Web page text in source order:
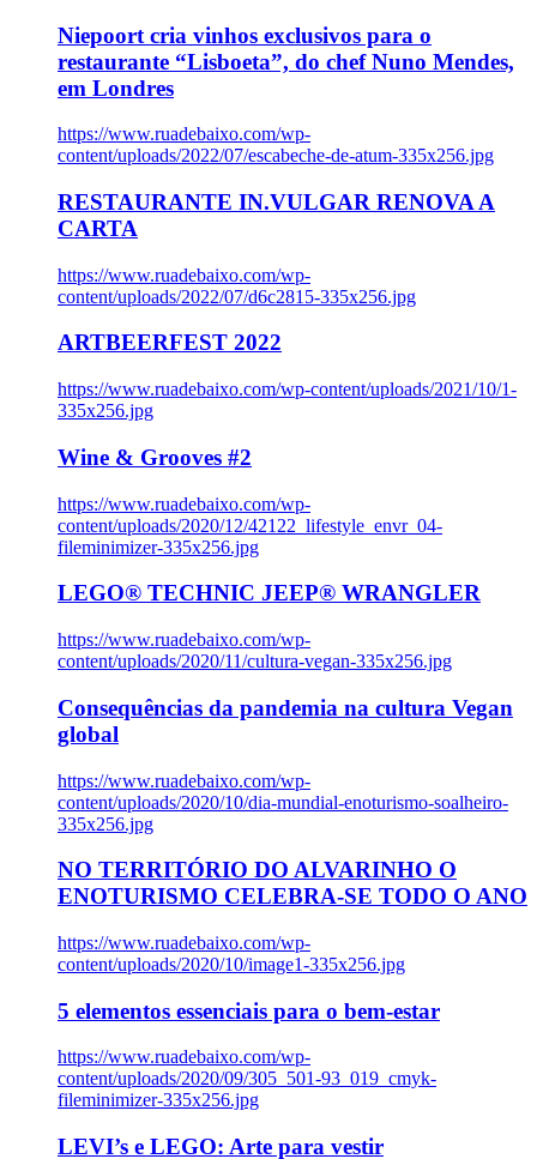
Niepoort cria vinhos exclusivos para o
restaurante “Lisboeta”, do chef Nuno Mendes,
em Londres
https://www.ruadebaixo.com/wp-
content/uploads/2022/07/escabeche-de-atum-335x256.jpg
RESTAURANTE IN.VULGAR RENOVA A
CARTA
https://www.ruadebaixo.com/wp-
content/uploads/2022/07/d6c2815-335x256.jpg
ARTBEERFEST 2022
https://www.ruadebaixo.com/wp-content/uploads/2021/10/1-
335x256.jpg
Wine & Grooves #2
https://www.ruadebaixo.com/wp-
content/uploads/2020/12/42122_lifestyle_envr_04-
fileminimizer-335x256.jpg
LEGO® TECHNIC JEEP® WRANGLER
https://www.ruadebaixo.com/wp-
content/uploads/2020/11/cultura-vegan-335x256.jpg
Consequências da pandemia na cultura Vegan
global
https://www.ruadebaixo.com/wp-
content/uploads/2020/10/dia-mundial-enoturismo-soalheiro-
335x256.jpg
NO TERRITÓRIO DO ALVARINHO O
ENOTURISMO CELEBRA-SE TODO O ANO
https://www.ruadebaixo.com/wp-
content/uploads/2020/10/image1-335x256.jpg
5 elementos essenciais para o bem-estar
https://www.ruadebaixo.com/wp-
content/uploads/2020/09/305_501-93_019_cmyk-
fileminimizer-335x256.jpg
LEVI’s e LEGO: Arte para vestir